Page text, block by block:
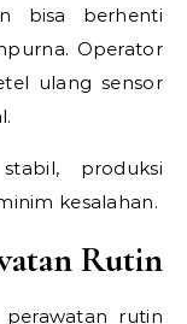
bisa berhenti
Operator
ulang sensor
produksi
kesalahan.
Rutin
rutin